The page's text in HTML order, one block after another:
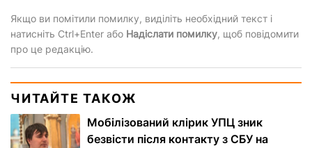
Якщо ви помітили помилку, виділіть необхідний текст і
натисніть Ctrl+Enter або Надіслати помилку, щоб повідомити
про це редакцію.
ЧИТАЙТЕ ТАКОЖ
Мобілізований клірик УПЦ зник
безвісти після контакту з СБУ на